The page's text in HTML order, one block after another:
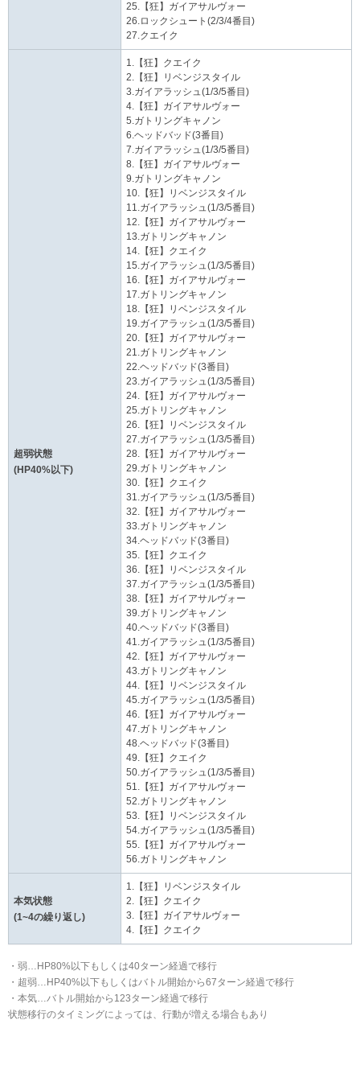
25.【狂】ガイアサルヴォー
26.ロックシュート(2/3/4番目)
27.クエイク
超弱状態
(HP40%以下)
1.【狂】クエイク
2.【狂】リベンジスタイル
3.ガイアラッシュ(1/3/5番目)
4.【狂】ガイアサルヴォー
5.ガトリングキャノン
6.ヘッドバッド(3番目)
7.ガイアラッシュ(1/3/5番目)
8.【狂】ガイアサルヴォー
9.ガトリングキャノン
10.【狂】リベンジスタイル
11.ガイアラッシュ(1/3/5番目)
12.【狂】ガイアサルヴォー
13.ガトリングキャノン
14.【狂】クエイク
15.ガイアラッシュ(1/3/5番目)
16.【狂】ガイアサルヴォー
17.ガトリングキャノン
18.【狂】リベンジスタイル
19.ガイアラッシュ(1/3/5番目)
20.【狂】ガイアサルヴォー
21.ガトリングキャノン
22.ヘッドバッド(3番目)
23.ガイアラッシュ(1/3/5番目)
24.【狂】ガイアサルヴォー
25.ガトリングキャノン
26.【狂】リベンジスタイル
27.ガイアラッシュ(1/3/5番目)
28.【狂】ガイアサルヴォー
29.ガトリングキャノン
30.【狂】クエイク
31.ガイアラッシュ(1/3/5番目)
32.【狂】ガイアサルヴォー
33.ガトリングキャノン
34.ヘッドバッド(3番目)
35.【狂】クエイク
36.【狂】リベンジスタイル
37.ガイアラッシュ(1/3/5番目)
38.【狂】ガイアサルヴォー
39.ガトリングキャノン
40.ヘッドバッド(3番目)
41.ガイアラッシュ(1/3/5番目)
42.【狂】ガイアサルヴォー
43.ガトリングキャノン
44.【狂】リベンジスタイル
45.ガイアラッシュ(1/3/5番目)
46.【狂】ガイアサルヴォー
47.ガトリングキャノン
48.ヘッドバッド(3番目)
49.【狂】クエイク
50.ガイアラッシュ(1/3/5番目)
51.【狂】ガイアサルヴォー
52.ガトリングキャノン
53.【狂】リベンジスタイル
54.ガイアラッシュ(1/3/5番目)
55.【狂】ガイアサルヴォー
56.ガトリングキャノン
本気状態
(1~4の繰り返し)
1.【狂】リベンジスタイル
2.【狂】クエイク
3.【狂】ガイアサルヴォー
4.【狂】クエイク
・弱…HP80%以下もしくは40ターン経過で移行
・超弱…HP40%以下もしくはバトル開始から67ターン経過で移行
・本気…バトル開始から123ターン経過で移行
状態移行のタイミングによっては、行動が増える場合もあり